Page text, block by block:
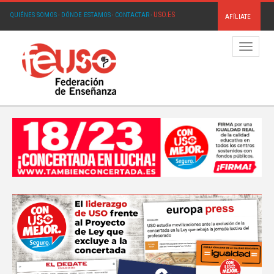
QUIÉNES SOMOS· DÓNDE ESTAMOS· CONTACTAR· USO.ES AFÍLIATE
Menú